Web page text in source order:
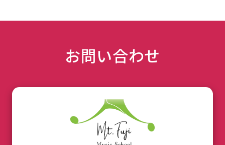
お問い合わせ